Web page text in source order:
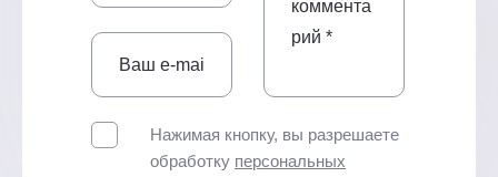
Нажимая кнопку, вы разрешаете
обработку персональных